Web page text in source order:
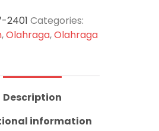
2401 Categories:
,Olahraga,Olahraga
Description
information